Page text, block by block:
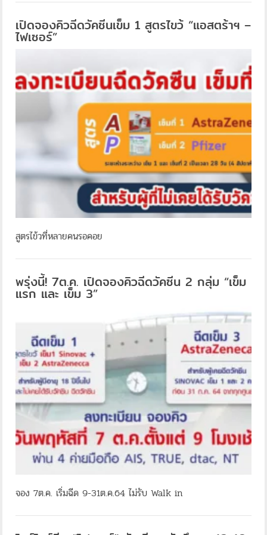
เปิดจองคิวฉีดวัคซีนเข็ม 1 สูตรไขว้ “แอสตร้าฯ –
ไฟเซอร์”
สูตรไข้วที่หลายคนรอคอย
พรุ่งนี้! 7ต.ค. เปิดจองคิวฉีดวัคซีน 2 กลุ่ม “เข็ม
แรก และ เข็ม 3”
จอง 7ต.ค. เริ่มฉีด 9-31ต.ค.64 ไม่รับ Walk in